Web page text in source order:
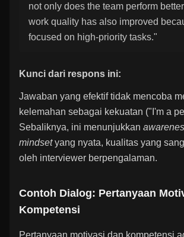
not only does the team perform
work quality has also improved
focused on high-priority tasks."
Kunci dari respons ini:
Jawaban yang efektif tidak mencoba
kelemahan sebagai kekuatan ("I'm a
Sebaliknya, ini menunjukkan
mindsetyang nyata, kualitas yang
oleh interviewer berpengalaman.
Contoh Dialog: Pertanyaan
Kompetensi
Pertanyaan motivasi dan kompetensi